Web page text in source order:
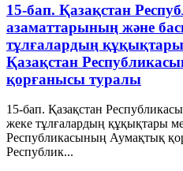
15-бап. Қазақстан
азаматтарының және
тұлғалардың құқықтары
Қазақстан
қорғанысы туралы
15-бап. Қазақстан
жеке тұлғалардың құқықтары
Республикасының Аумақтық
Республик...